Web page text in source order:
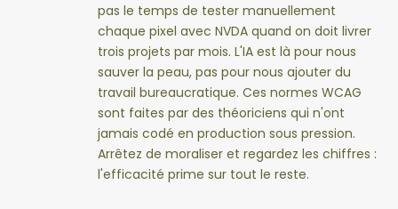
pas le temps de tester manuellement
chaque pixel avec NVDA quand on doit livrer
trois projets par mois. L'IA est là pour nous
sauver la peau, pas pour nous ajouter du
travail bureaucratique. Ces normes WCAG
sont faites par des théoriciens qui n'ont
jamais codé en production sous pression.
Arrêtez de moraliser et regardez les chiffres :
l'efficacité prime sur tout le reste.